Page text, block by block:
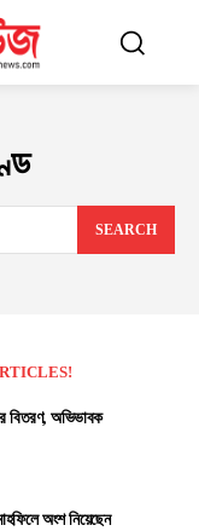
SEARCH
বিতরণ, অভিভাবক
অংশ নিয়েছেন